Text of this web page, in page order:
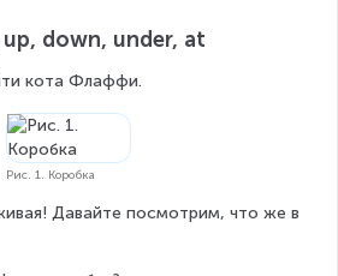
down, under, at
кота Флаффи.
Рис. 1. Коробка
Давайте посмотрим, что же в